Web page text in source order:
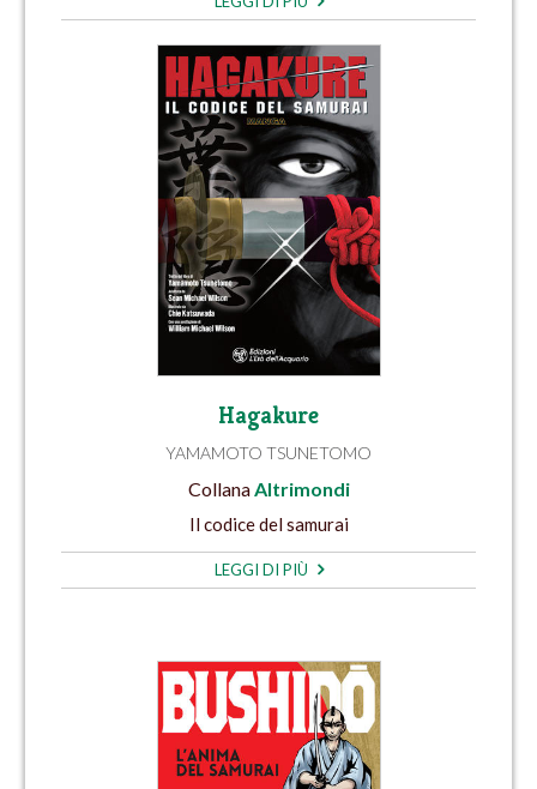
Hagakure
YAMAMOTO TSUNETOMO
CollanaAltrimondi
Il codice del samurai
LEGGI DI PIÙ